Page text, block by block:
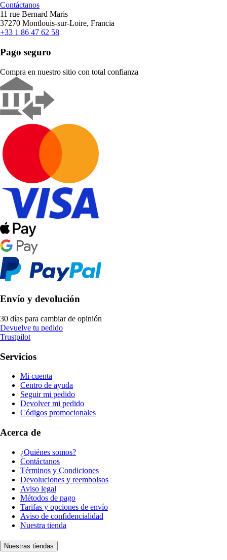
Contáctanos
11 rue Bernard Maris
37270 Montlouis-sur-Loire, Francia
+33 1 86 47 62 58
Pago seguro
Compra en nuestro sitio con total confianza
Envío y devolución
30 días para cambiar de opinión
Devuelve tu pedido
Trustpilot
Servicios
Mi cuenta
Centro de ayuda
Seguir mi pedido
Devolver mi pedido
Códigos promocionales
Acerca de
¿Quiénes somos?
Contáctanos
Términos y Condiciones
Devoluciones y reembolsos
Aviso legal
Métodos de pago
Tarifas y opciones de envío
Aviso de confidencialidad
Nuestra tienda
Nuestras tiendas